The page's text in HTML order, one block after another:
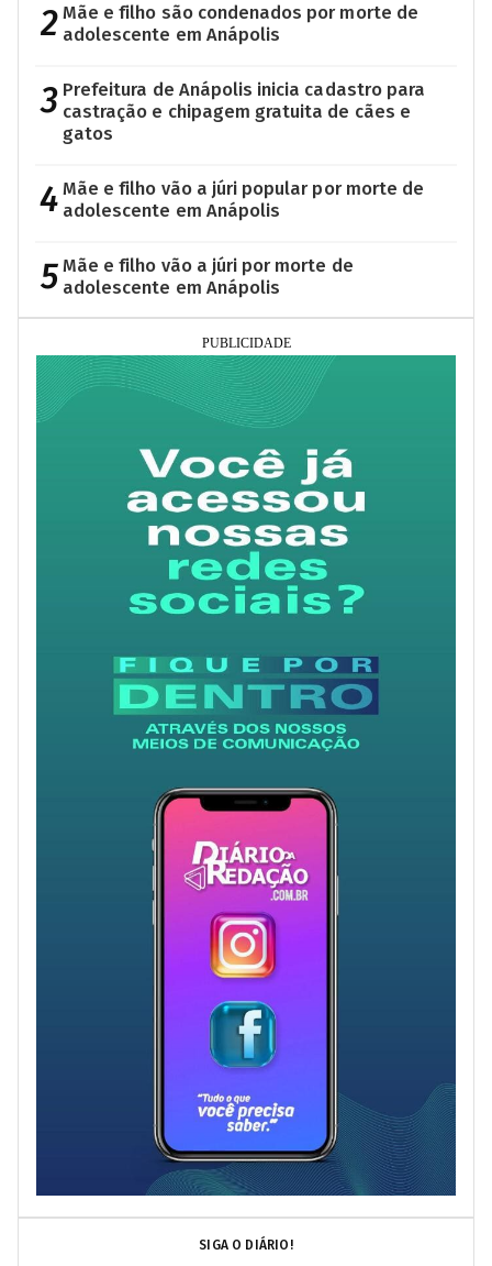
2 Mãe e filho são condenados por morte de
adolescente em Anápolis
3 Prefeitura de Anápolis inicia cadastro para
castração e chipagem gratuita de cães e
gatos
4 Mãe e filho vão a júri popular por morte de
adolescente em Anápolis
5 Mãe e filho vão a júri por morte de
adolescente em Anápolis
SIGA O DIÁRIO!